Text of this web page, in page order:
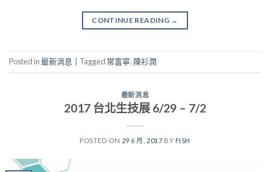
CONTINUE READING →
Posted in最新消息 Tagged 常富寧, 陳衫潤
最新消息
2017 台北生技展 6/29 – 7/2
POSTED ON 29 6 月, 2017 BY FISH